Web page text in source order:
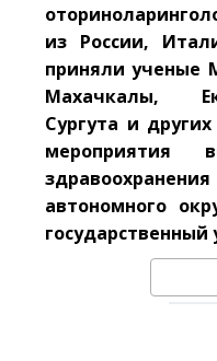
из России,
приняли ученые
Махачкалы,
Сургута и
мероприятия
автономного
государственный